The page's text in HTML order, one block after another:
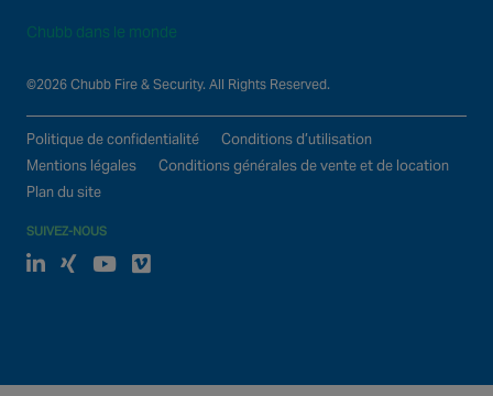
Chubb dans le monde
©2026 Chubb Fire & Security. All Rights Reserved.
Politique de confidentialité
Conditions d’utilisation
Mentions légales
Conditions générales de vente et de location
Plan du site
SUIVEZ-NOUS
Linked In
xing Youtube